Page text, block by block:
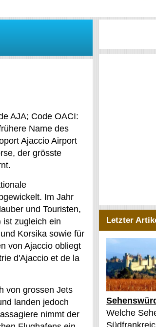
AJA; Code OACI:
Name des
Ajaccio Airport
der grösste
Im Jahr
und Touristen,
ist zugleich ein
Korsika sowie für
von Ajaccio obliegt
d'Ajaccio et de la
von grossen Jets
landen jedoch
nimmt der
Letzter
Welche